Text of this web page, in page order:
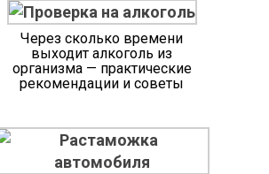
Через сколько времени
выходит алкоголь из
организма — практические
рекомендации и советы